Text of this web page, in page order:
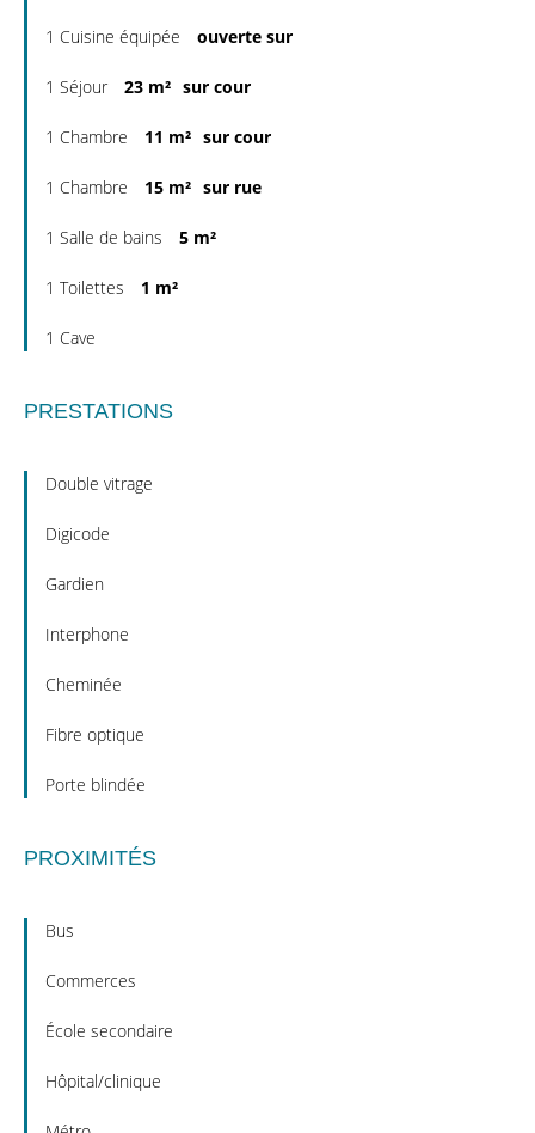
1 Cuisine équipée ouverte sur
1 Séjour 23 m² sur cour
1 Chambre 11 m² sur cour
1 Chambre 15 m² sur rue
1 Salle de bains 5 m²
1 Toilettes 1 m²
1 Cave
PRESTATIONS
Double vitrage
Digicode
Gardien
Interphone
Cheminée
Fibre optique
Porte blindée
PROXIMITÉS
Bus
Commerces
École secondaire
Hôpital/clinique